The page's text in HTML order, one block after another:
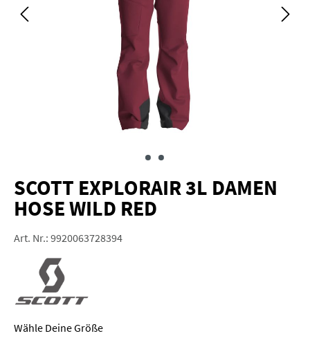
SCOTT EXPLORAIR 3L DAMEN
HOSE WILD RED
Art. Nr.: 9920063728394
Größe